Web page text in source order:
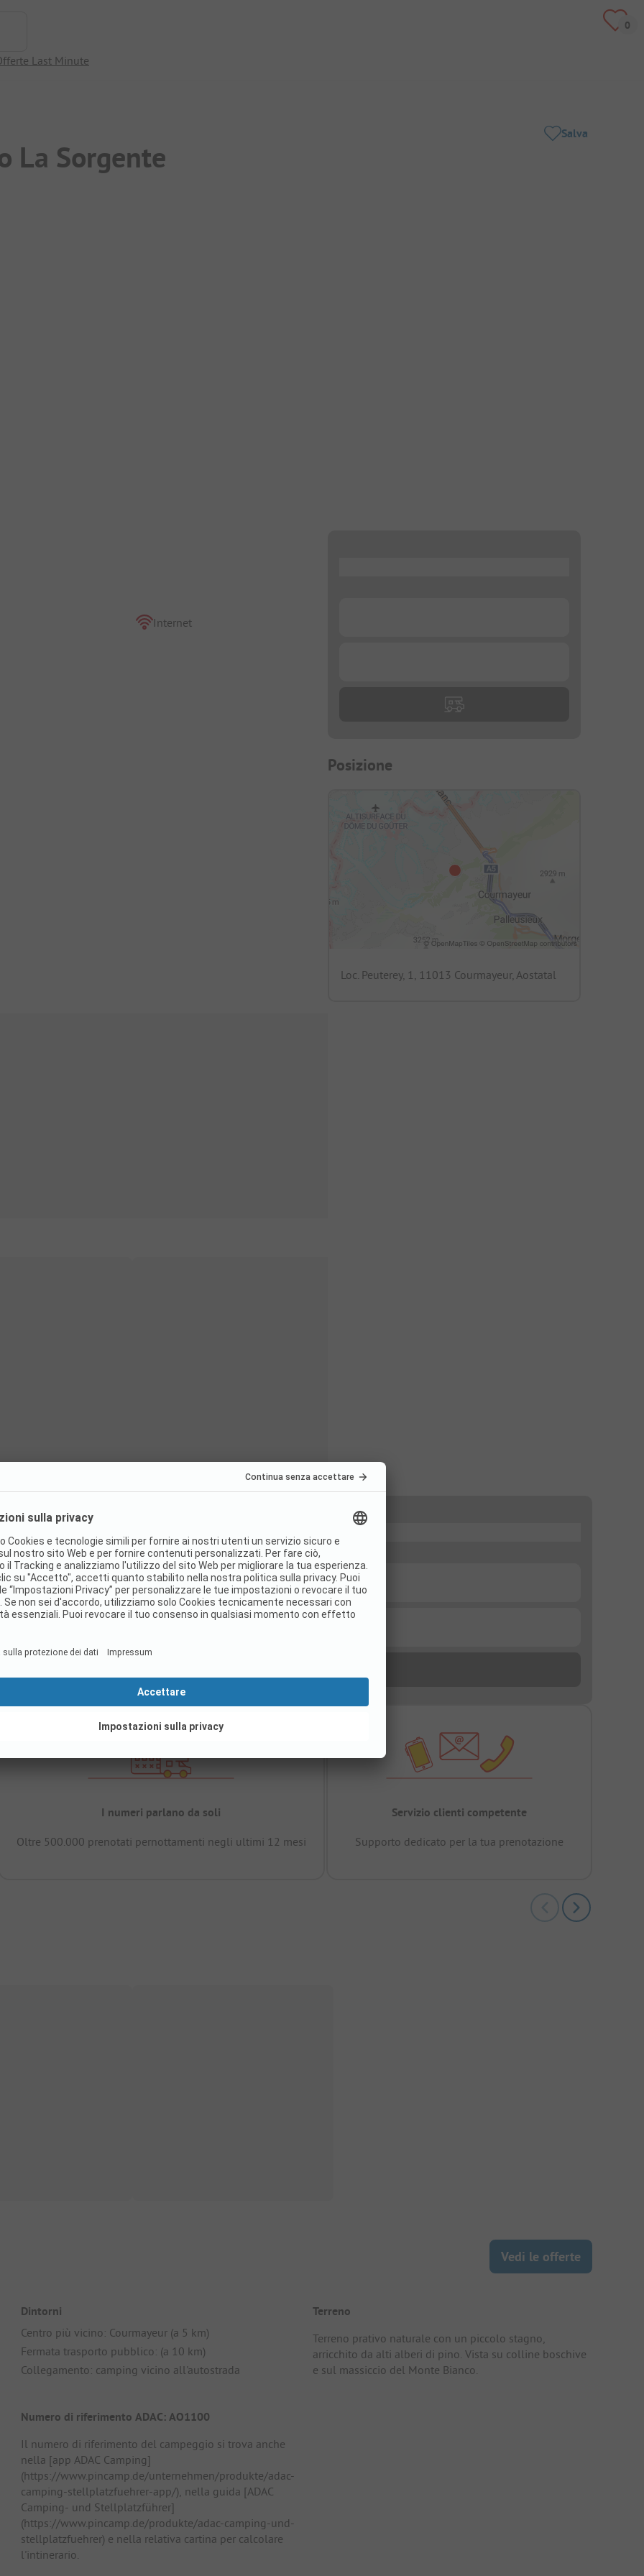
Last Minute
La Sorgente
Salva
Internet
Posizione
Loc. Peuterey, 1, 11013 Courmayeur, Aostatal
I numeri parlano da soli
Oltre 500.000 prenotati pernottamenti negli ultimi 12 mesi
Servizio clienti competente
Supporto dedicato per la tua prenotazione
Vedi le offerte
Dintorni
Centro più vicino: Courmayeur (a 5 km)
Fermata trasporto pubblico: (a 10 km)
Collegamento: camping vicino all'autostrada
Numero di riferimento ADAC: AO1100
Il numero di riferimento del campeggio si trova anche
nella [app ADAC Camping]
(https://www.pincamp.de/unternehmen/produkte/adac-
camping-stellplatzfuehrer-app/), nella guida [ADAC
Camping- und Stellplatzführer]
(https://www.pincamp.de/produkte/adac-camping-und-
stellplatzfuehrer) e nella relativa cartina per calcolare
l'intinerario.
Terreno
Terreno prativo naturale con un piccolo stagno,
arricchito da alti alberi di pino. Vista su colline boschive
e sul massiccio del Monte Bianco.